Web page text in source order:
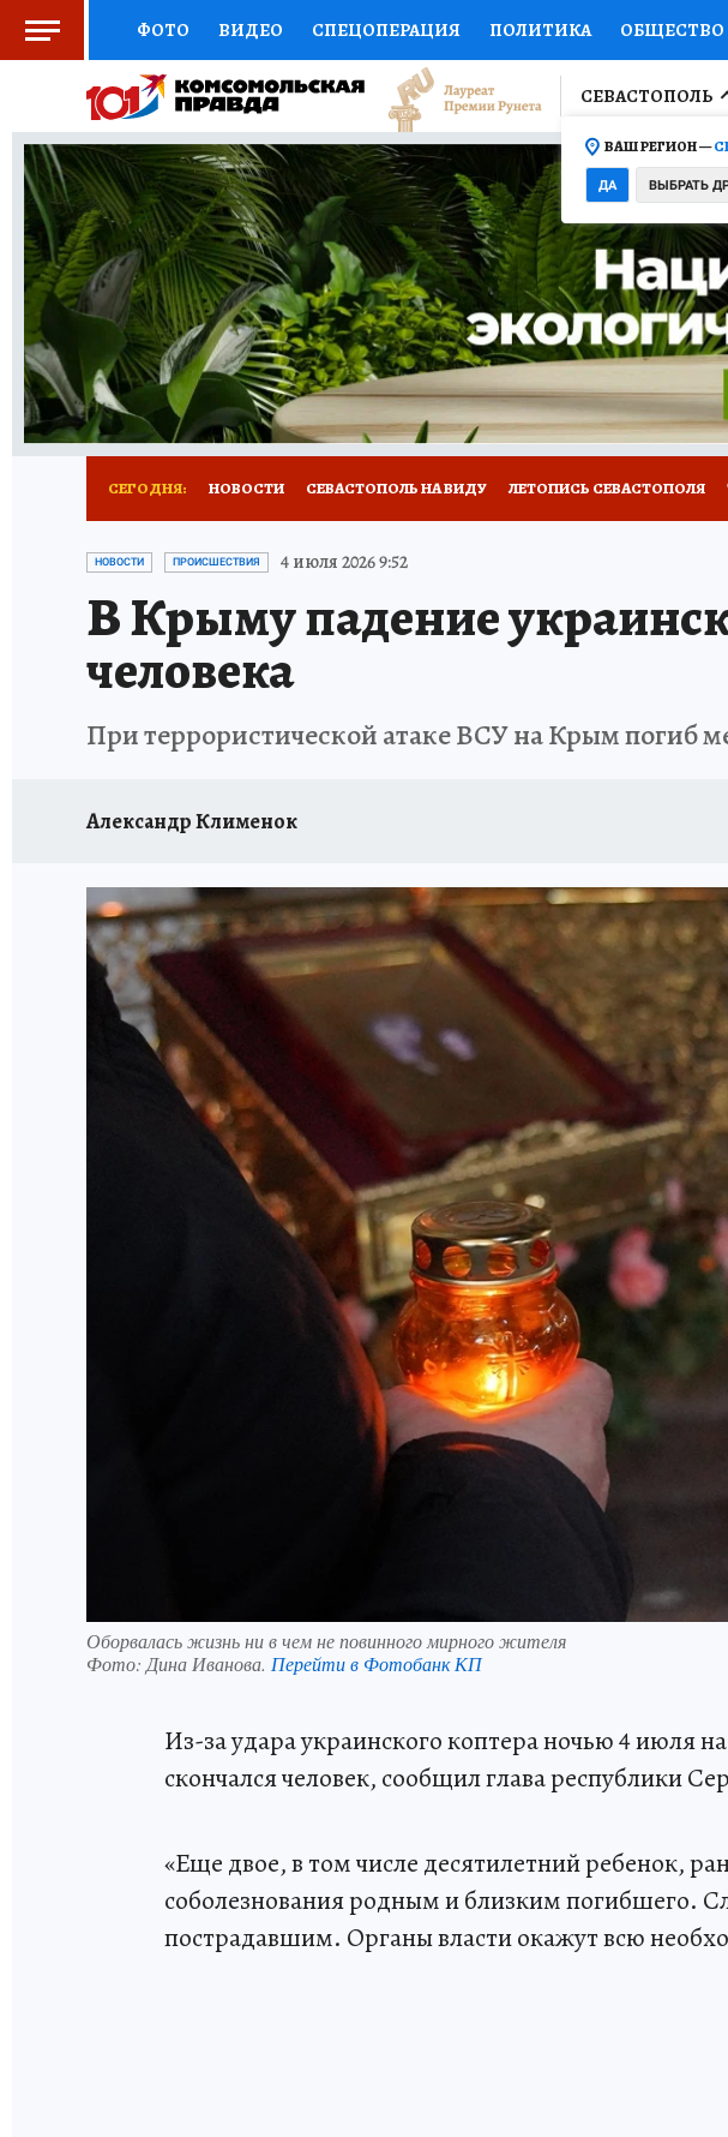
ФОТО ВИДЕО СПЕЦОПЕРАЦИЯ ПОЛИТИКА ОБЩЕСТВО
СОЦПОДДЕРЖКА НАУКА СПОРТ КОЛУМНИСТЫ
ВЫБОР ЭКСПЕРТОВ ДОКТОР ФИНАНСЫ ОТКРЫВАЕМ МИР
КНИЖНАЯ ПОЛКА ПРОГНОЗЫ НА СПОРТ ПРОМОКОДЫ
ПРЕСС-ЦЕНТР НЕДВИЖИМОСТЬ ТЕЛЕВИЗОР
РАДИО КП РЕКЛАМА ТЕСТЫ НОВОЕ НА САЙТЕ
СЕВАСТОПОЛЬ
ВАШ РЕГИОН —
ДА ВЫБРАТЬ
СЕГОДНЯ: НОВОСТИ СЕВАСТОПОЛЬ НА ВИДУ ЛЕТОПИСЬ СЕВАСТОПОЛЯ
ЗАПОВЕДНАЯ РОССИЯ ПРОИСШЕСТВИЯ
НОВОСТИ ПРОИСШЕСТВИЯ 4 июля 2026 9:52
В Крыму падение
человека
При террористической атаке ВСУ на Крым погиб
Александр Клименок
Оборвалась жизнь ни в чем не повинного мирного жителя
Фото: Дина Иванова. Перейти в Фотобанк КП
Из-за удара украинского коптера ночью 4 июля
скончался человек, сообщил глава республики
«Еще двое, в том числе десятилетний ребенок,
соболезнования родным и близким погибшего.
пострадавшим. Органы власти окажут всю